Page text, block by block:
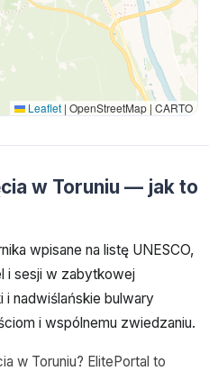
Leaflet | OpenStreetMap | CARTO
w Toruniu — jak to
wpisane na listę UNESCO,
i sesji w zabytkowej
nadwiślańskie bulwary
i wspólnemu zwiedzaniu.
w Toruniu? ElitePortal to